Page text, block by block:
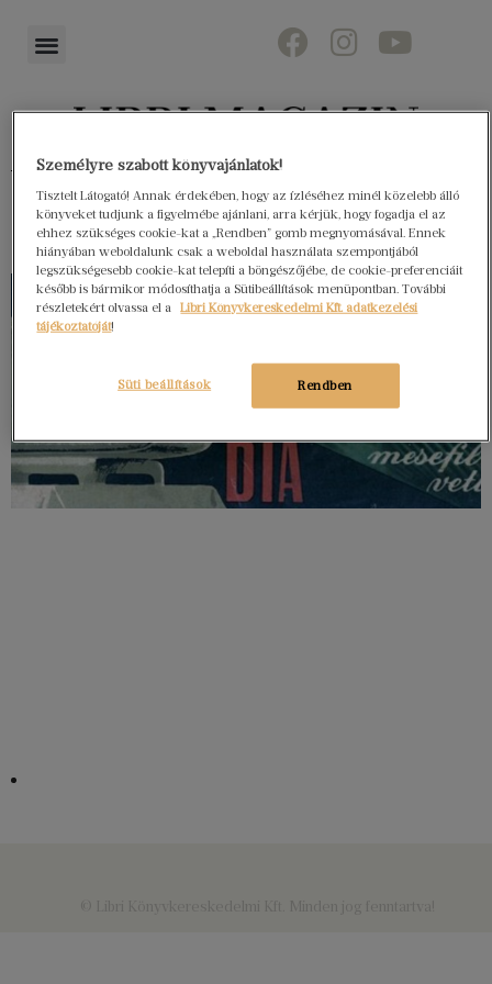
Könyvektől az olvasókig
Személyre szabott könyvajánlatok!
Tisztelt Látogató! Annak érdekében, hogy az ízléséhez minél közelebb álló
könyveket tudjunk a figyelmébe ajánlani, arra kérjük, hogy fogadja el az
ehhez szükséges cookie-kat a „Rendben” gomb megnyomásával. Ennek
hiányában weboldalunk csak a weboldal használata szempontjából
legszükségesebb cookie-kat telepíti a böngészőjébe, de cookie-preferenciáit
később is bármikor módosíthatja a Sütibeállítások menüpontban. További
részletekért olvassa el a
Libri Könyvkereskedelmi Kft. adatkezelési
tájékoztatóját!
Rendben
Süti beállítások